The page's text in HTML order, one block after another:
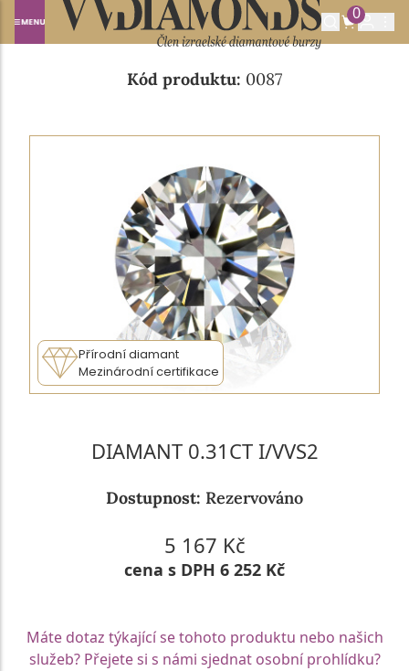
0
Domů NABÍDKA DIAMANTŮ 0.31CT I/VVS2
Kód produktu: 0087
Přírodní diamant
Mezinárodní certifikace
DIAMANT 0.31CT I/VVS2
Dostupnost: Rezervováno
5 167 Kč
cena s DPH 6 252 Kč
Máte dotaz týkající se tohoto produktu nebo našich
služeb? Přejete si s námi sjednat osobní prohlídku?